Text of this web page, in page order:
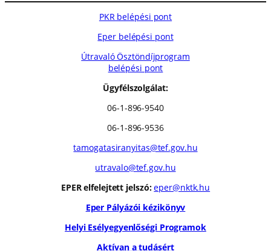
PKR belépési pont
Eper belépési pont
Útravaló Ösztöndíjprogram
belépési pont
Ügyfélszolgálat:
06-1-896-9540
06-1-896-9536
tamogatasiranyitas@tef.gov.hu
utravalo@tef.gov.hu
EPER elfelejtett jelszó: eper@nktk.hu
Eper Pályázói kézikönyv
Helyi Esélyegyenlőségi Programok
Aktívan a tudásért